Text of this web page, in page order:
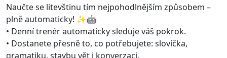
Naučte se litevštinu tím nejpohodlnějším způsobem –
plně automaticky! ✨🤖
• Denní trenér automaticky sleduje váš pokrok.
• Dostanete přesně to, co potřebujete: slovíčka,
gramatiku, stavbu vět i konverzaci.